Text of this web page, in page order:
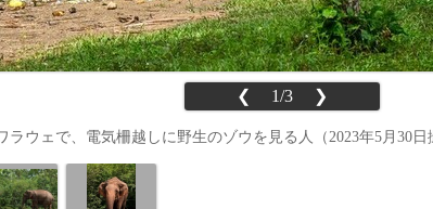
❮ 1/3 ❯
ラウェで、電気柵越しに野生のゾウを見る人（2023年5月30日